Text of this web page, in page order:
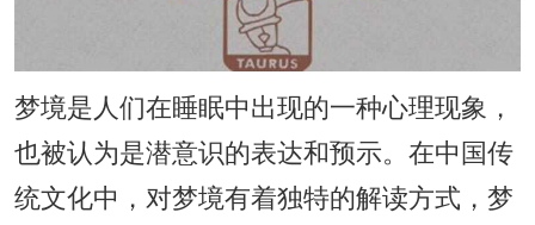
梦境是人们在睡眠中出现的一种心理现象，
也被认为是潜意识的表达和预示。在中国传
统文化中，对梦境有着独特的解读方式，梦